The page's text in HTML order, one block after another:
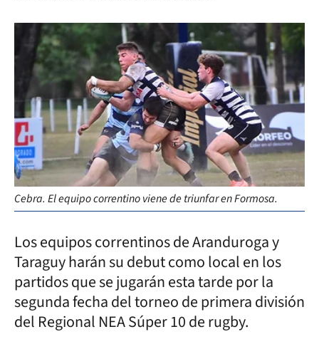
Cebra. El equipo correntino viene de triunfar en Formosa.
Los equipos correntinos de Aranduroga y
Taraguy harán su debut como local en los
partidos que se jugarán esta tarde por la
segunda fecha del torneo de primera división
del Regional NEA Súper 10 de rugby.